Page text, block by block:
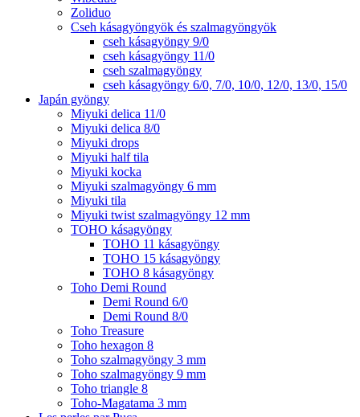
Zoliduo
Cseh kásagyöngyök és szalmagyöngyök
cseh kásagyöngy 9/0
cseh kásagyöngy 11/0
cseh szalmagyöngy
cseh kásagyöngy 6/0, 7/0, 10/0, 12/0, 13/0, 15/0
Japán gyöngy
Miyuki delica 11/0
Miyuki delica 8/0
Miyuki drops
Miyuki half tila
Miyuki kocka
Miyuki szalmagyöngy 6 mm
Miyuki tila
Miyuki twist szalmagyöngy 12 mm
TOHO kásagyöngy
TOHO 11 kásagyöngy
TOHO 15 kásagyöngy
TOHO 8 kásagyöngy
Toho Demi Round
Demi Round 6/0
Demi Round 8/0
Toho Treasure
Toho hexagon 8
Toho szalmagyöngy 3 mm
Toho szalmagyöngy 9 mm
Toho triangle 8
Toho-Magatama 3 mm